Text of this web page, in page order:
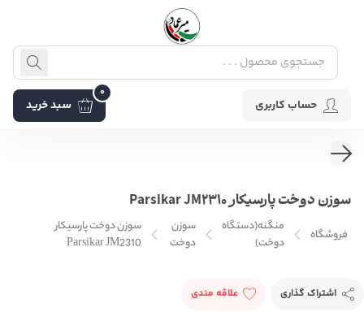
حساب کاربری سبد خرید
0
سوزن دوخت پارسیکار Parsikar JM2310
فروشگاه
منگنه(دستگاه
دوخت)
سوزن
دوخت
سوزن دوخت پارسیکار
Parsikar JM2310
اشتراک گذاری علاقه مندی